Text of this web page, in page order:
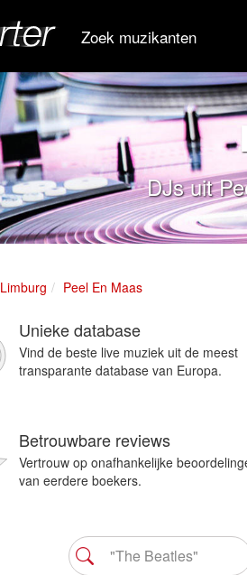
Zoek muzikanten
DJs uit
Limburg Peel En Maas
Unieke database
Vind de beste live muziek uit de meest
transparante database van Europa.
Betrouwbare reviews
Vertrouw op onafhankelijke
van eerdere boekers.